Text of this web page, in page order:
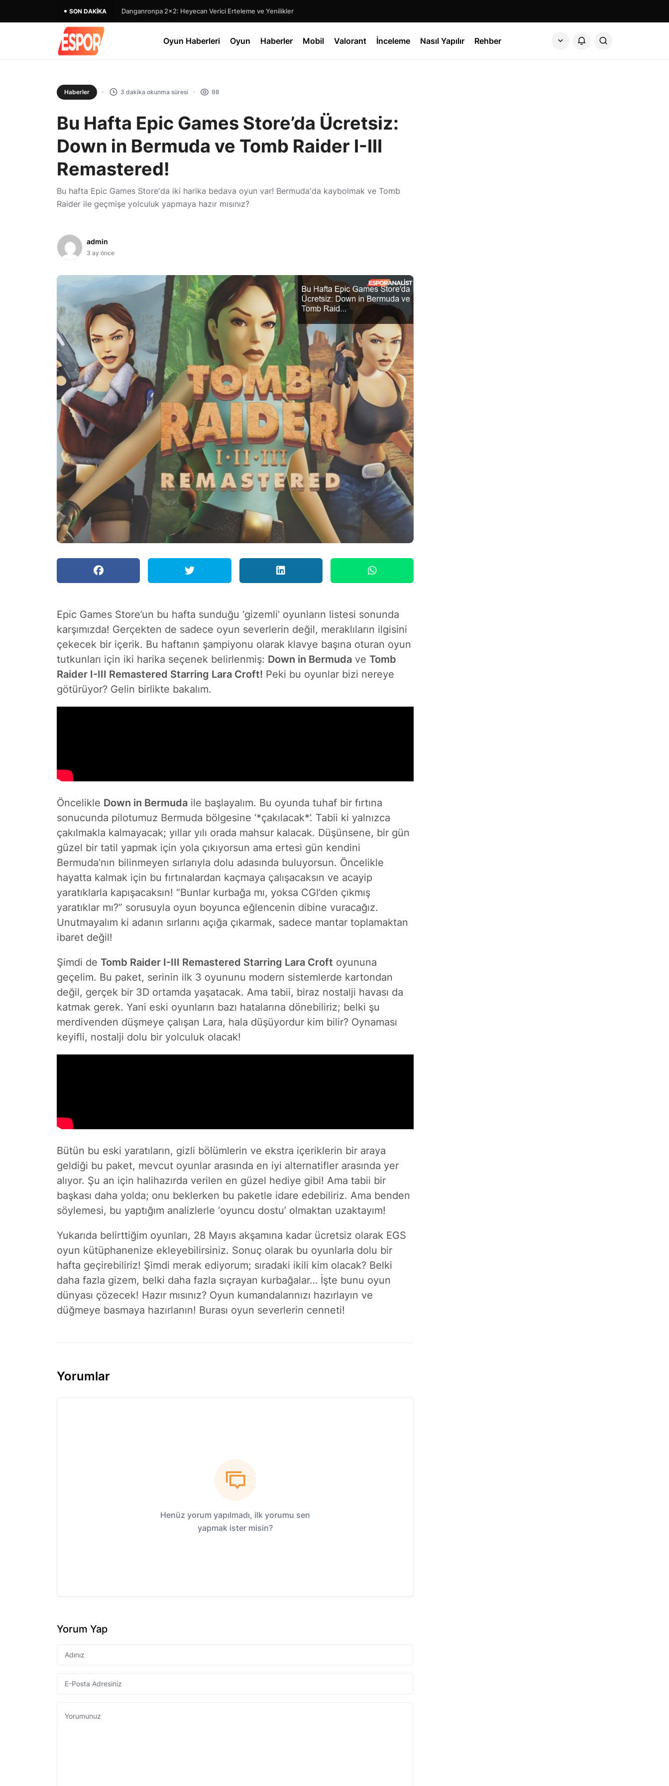
SON DAKIKA Mecca Chameleon: Oyun Dünyasında 16 Günlük Olağanüstü Başarı Hikayesi
Oyun Haberleri Oyun Haberler Mobil Valorant İnceleme Nasıl Yapılır Rehber
Haberler 3 dakika okunma süresi 98
Bu Hafta Epic Games Store’da Ücretsiz:
Down in Bermuda ve Tomb Raider I-III
Remastered!
Bu hafta Epic Games Store'da iki harika bedava oyun var! Bermuda'da kaybolmak ve Tomb
Raider ile geçmişe yolculuk yapmaya hazır mısınız?
admin
3 ay önce
Epic Games Store’un bu hafta sunduğu ‘gizemli’ oyunların listesi sonunda
karşımızda! Gerçekten de sadece oyun severlerin değil, meraklıların ilgisini
çekecek bir içerik. Bu haftanın şampiyonu olarak klavye başına oturan oyun
tutkunları için iki harika seçenek belirlenmiş: Down in Bermuda ve Tomb
Raider I-III Remastered Starring Lara Croft! Peki bu oyunlar bizi nereye
götürüyor? Gelin birlikte bakalım.
Öncelikle Down in Bermuda ile başlayalım. Bu oyunda tuhaf bir fırtına
sonucunda pilotumuz Bermuda bölgesine ‘*çakılacak*’. Tabii ki yalnızca
çakılmakla kalmayacak; yıllar yılı orada mahsur kalacak. Düşünsene, bir gün
güzel bir tatil yapmak için yola çıkıyorsun ama ertesi gün kendini
Bermuda’nın bilinmeyen sırlarıyla dolu adasında buluyorsun. Öncelikle
hayatta kalmak için bu fırtınalardan kaçmaya çalışacaksın ve acayip
yaratıklarla kapışacaksın! “Bunlar kurbağa mı, yoksa CGI’den çıkmış
yaratıklar mı?” sorusuyla oyun boyunca eğlencenin dibine vuracağız.
Unutmayalım ki adanın sırlarını açığa çıkarmak, sadece mantar toplamaktan
ibaret değil!
Şimdi de Tomb Raider I-III Remastered Starring Lara Croft oyununa
geçelim. Bu paket, serinin ilk 3 oyununu modern sistemlerde kartondan
değil, gerçek bir 3D ortamda yaşatacak. Ama tabii, biraz nostalji havası da
katmak gerek. Yani eski oyunların bazı hatalarına dönebiliriz; belki şu
merdivenden düşmeye çalışan Lara, hala düşüyordur kim bilir? Oynaması
keyifli, nostalji dolu bir yolculuk olacak!
Bütün bu eski yaratıların, gizli bölümlerin ve ekstra içeriklerin bir araya
geldiği bu paket, mevcut oyunlar arasında en iyi alternatifler arasında yer
alıyor. Şu an için halihazırda verilen en güzel hediye gibi! Ama tabii bir
başkası daha yolda; onu beklerken bu paketle idare edebiliriz. Ama benden
söylemesi, bu yaptığım analizlerle ‘oyuncu dostu’ olmaktan uzaktayım!
Yukarıda belirttiğim oyunları, 28 Mayıs akşamına kadar ücretsiz olarak EGS
oyun kütüphanenize ekleyebilirsiniz. Sonuç olarak bu oyunlarla dolu bir
hafta geçirebiliriz! Şimdi merak ediyorum; sıradaki ikili kim olacak? Belki
daha fazla gizem, belki daha fazla sıçrayan kurbağalar… İşte bunu oyun
dünyası çözecek! Hazır mısınız? Oyun kumandalarınızı hazırlayın ve
düğmeye basmaya hazırlanın! Burası oyun severlerin cenneti!
Yorumlar
Henüz yorum yapılmadı, ilk yorumu sen
yapmak ister misin?
Yorum Yap